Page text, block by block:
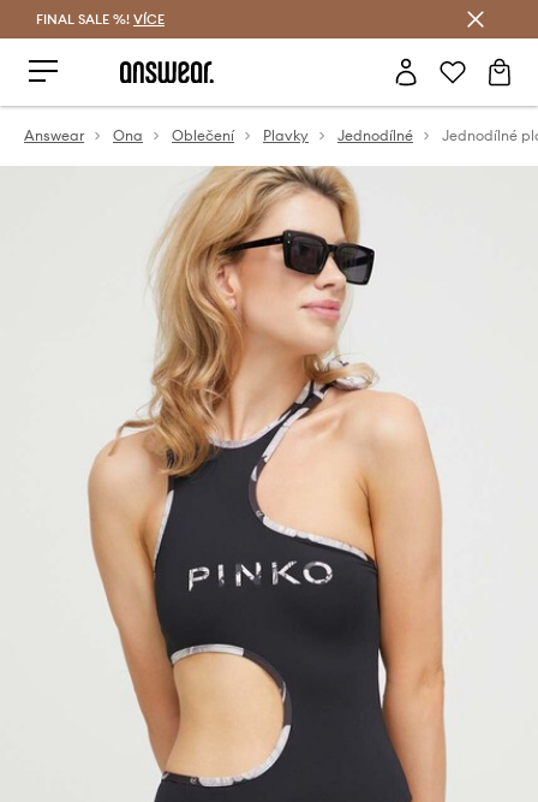
FINAL SALE %! VÍCE
Answear Ona Oblečení Plavky Jednodílné Jednodílné